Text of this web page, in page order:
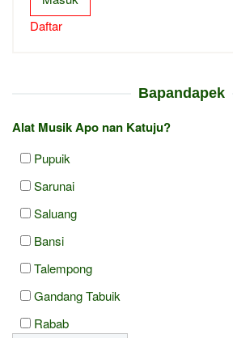
Daftar
Bapandapek
Alat Musik Apo nan Katuju?
Pupuik
Sarunai
Saluang
Bansi
Talempong
Gandang Tabuik
Rabab